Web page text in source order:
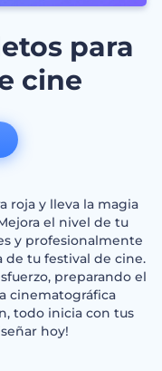
para
cine
roja y lleva la magia
el nivel de tu
y profesionalmente
de tu festival de cine.
preparando el
cinematográfica
todo inicia con tus
hoy!